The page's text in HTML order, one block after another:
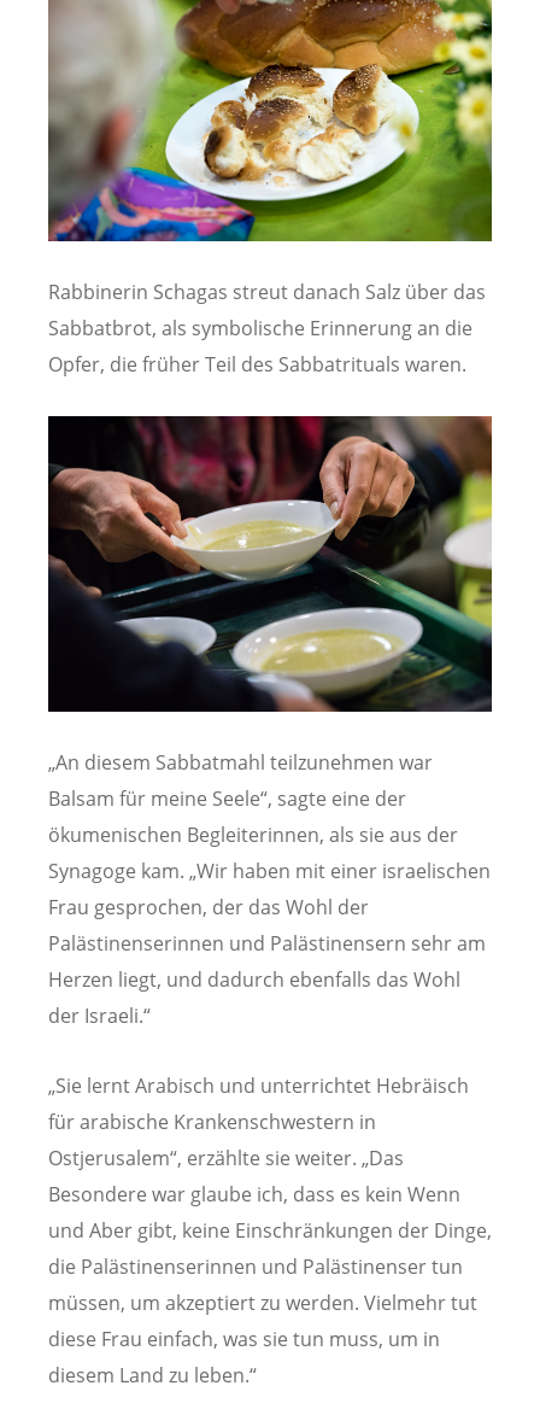
Rabbinerin Schagas streut danach Salz über das
Sabbatbrot, als symbolische Erinnerung an die
Opfer, die früher Teil des Sabbatrituals waren.
„An diesem Sabbatmahl teilzunehmen war
Balsam für meine Seele“, sagte eine der
ökumenischen Begleiterinnen, als sie aus der
Synagoge kam. „Wir haben mit einer israelischen
Frau gesprochen, der das Wohl der
Palästinenserinnen und Palästinensern sehr am
Herzen liegt, und dadurch ebenfalls das Wohl
der Israeli.“
„Sie lernt Arabisch und unterrichtet Hebräisch
für arabische Krankenschwestern in
Ostjerusalem“, erzählte sie weiter. „Das
Besondere war glaube ich, dass es kein Wenn
und Aber gibt, keine Einschränkungen der Dinge,
die Palästinenserinnen und Palästinenser tun
müssen, um akzeptiert zu werden. Vielmehr tut
diese Frau einfach, was sie tun muss, um in
diesem Land zu leben.“